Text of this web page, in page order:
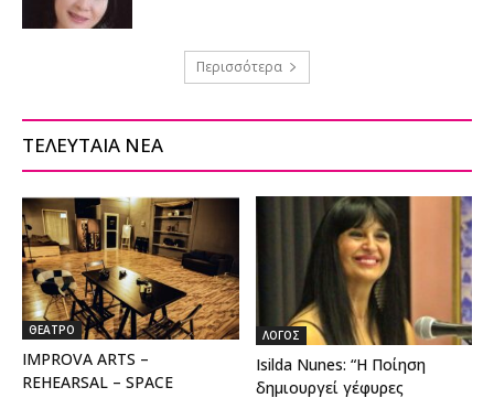
Περισσότερα
ΤΕΛΕΥΤΑΙΑ ΝΕΑ
ΘΕΑΤΡΟ
IMPROVA ARTS –
REHEARSAL – SPACE
ΛΟΓΟΣ
Isilda Nunes: “Η Ποίηση
δημιουργεί γέφυρες